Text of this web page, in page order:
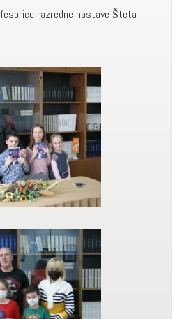
razredne nastave Šteta